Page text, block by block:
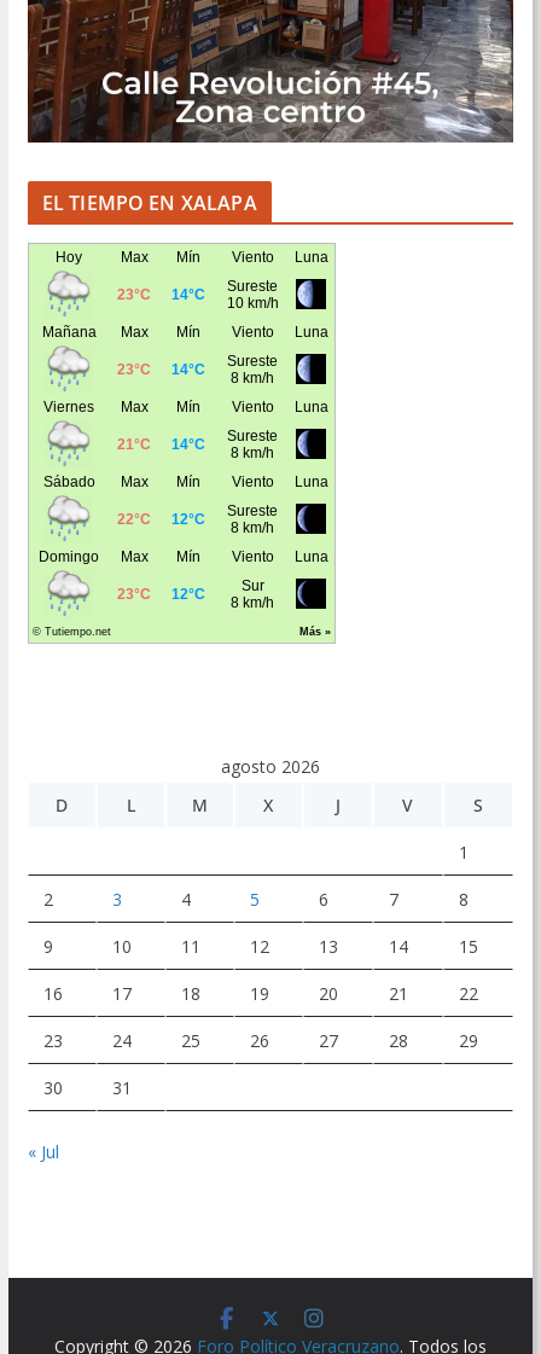
EL TIEMPO EN XALAPA
agosto 2026
D
L M X J V S
1
2 3 4 5 6 7 8
9 10 11 12 13 14 15
16 17 18 19 20 21 22
23 24 25 26 27 28 29
30 31
« Jul
Copyright © 2026 Foro Político Veracruzano. Todos los